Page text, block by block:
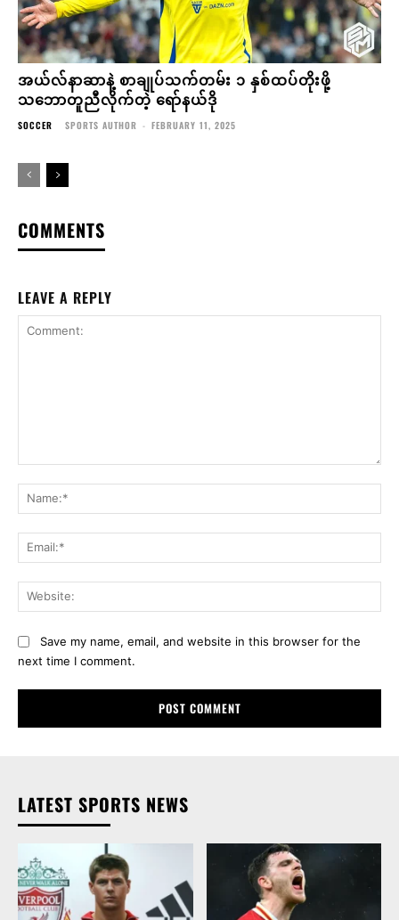
အယ်လ်နာဆာနဲ့ စာချုပ်သက်တမ်း ၁ နှစ်ထပ်တိုးဖို့
သဘောတူညီလိုက်တဲ့ ရော်နယ်ဒို
SOCCER SPORTS AUTHOR - FEBRUARY 11, 2025
COMMENTS
LEAVE A REPLY
Save my name, email, and website in this browser for the
next time I comment.
LATEST SPORTS NEWS